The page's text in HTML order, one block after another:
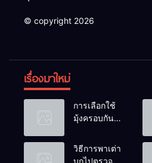
© copyright 2026
เรื่องมาใหม่
การเลือกใช้
มุ้งครอบกัน
วางไข่ในคอก
เต่า
วิธีการพาเต่า
บกไปตรวจ